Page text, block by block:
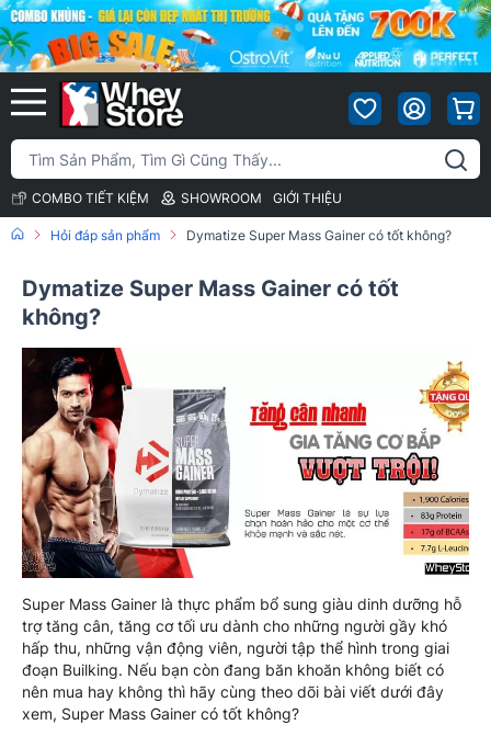
COMBO TIẾT KIỆM SHOWROOM GIỚI THIỆU
Hỏi đáp sản phẩm Dymatize Super Mass Gainer có tốt không?
Dymatize Super Mass Gainer có tốt
không?
Super Mass Gainer là thực phẩm bổ sung giàu dinh dưỡng hỗ
trợ tăng cân, tăng cơ tối ưu dành cho những người gầy khó
hấp thu, những vận động viên, người tập thể hình trong giai
đoạn Builking. Nếu bạn còn đang băn khoăn không biết có
nên mua hay không thì hãy cùng theo dõi bài viết dưới đây
xem, Super Mass Gainer có tốt không?